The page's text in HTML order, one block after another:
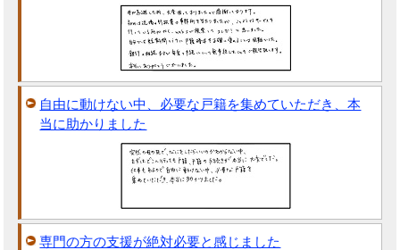
自由に動けない中、必要な戸籍を集めていただき、本
当に助かりました
専門の方の支援が絶対必要と感じました